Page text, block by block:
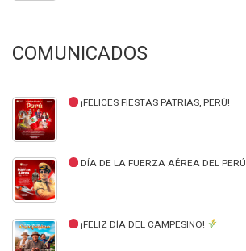
COMUNICADOS
¡FELICES FIESTAS PATRIAS, PERÚ!
DÍA DE LA FUERZA AÉREA DEL PERÚ
¡FELIZ DÍA DEL CAMPESINO!